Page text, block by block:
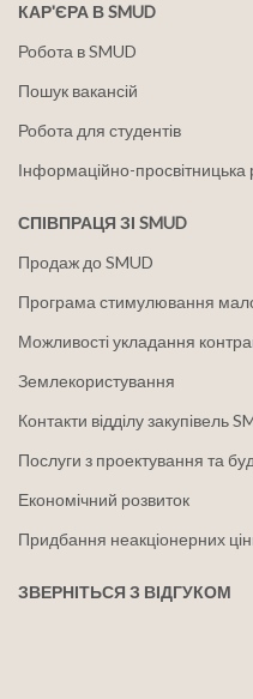
КАР'ЄРА В SMUD
Робота в SMUD
Пошук вакансій
Робота для студентів
Інформаційно-просвітницька
СПІВПРАЦЯ ЗІ SMUD
Продаж до SMUD
Програма стимулювання
Можливості укладання
Землекористування
Контакти відділу закупівель
Послуги з проектування та
Економічний розвиток
Придбання неакціонерних
ЗВЕРНІТЬСЯ З ВІДГУКОМ